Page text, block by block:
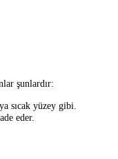
şunlardır:
sıcak yüzey gibi.
eder.